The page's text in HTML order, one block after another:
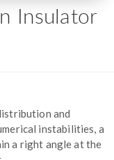
Insulator
and
instabilities, a
a right angle at the